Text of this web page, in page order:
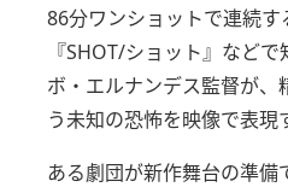
86分ワンショットで連続す
『SHOT/ショット』など
ボ・エルナンデス監督が、
う未知の恐怖を映像で表現
ある劇団が新作舞台の準備